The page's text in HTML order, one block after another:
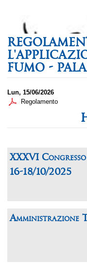
FUMO -
Lun, 15/06/2026
Regolamento
XXXVI
16-18/10/2025
Amministrazione